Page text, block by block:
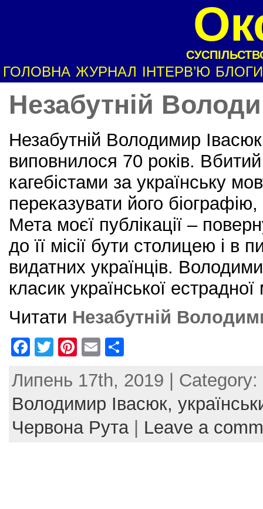
ГОЛОВНА ЖУРНАЛ ІНТЕРВ’Ю БЛОГИ
Незабутній
Незабутній Володимир
виповнилося 70 років.
кагебістами за українську
переказувати його
Мета моєї публікації –
до її місії бути столицею і в
видатних українців.
класик української
Читати Незабутній
F
c
e
b
o
T
itt
er
Pi
er
e
st
E
ai
l
ar
e
Липень 17th, 2019 | Category:
Володимир Івасюк,
Червона Рута| Leave a